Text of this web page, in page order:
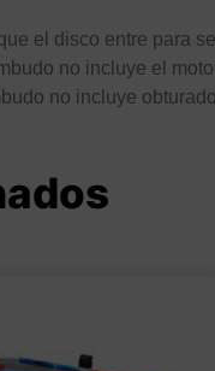
el disco entre para
no incluye el
no incluye